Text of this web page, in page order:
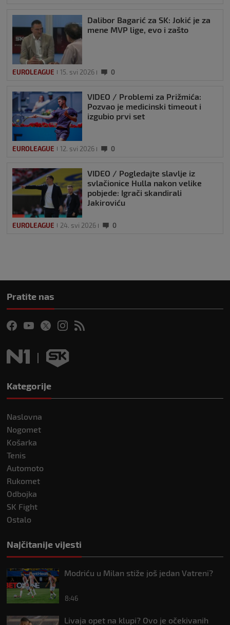
Dalibor Bagarić za SK: Jokić je za
mene MVP lige, evo i zašto
EUROLEAGUE 15. svi 2026 0
VIDEO / Problemi za Prižmića:
Pozvao je medicinski timeout i
izgubio prvi set
EUROLEAGUE 12. svi 2026 0
VIDEO / Pogledajte slavlje iz
svlačionice Hulla nakon velike
pobjede: Igrači skandirali
Jakiroviću
EUROLEAGUE 24. svi 2026 0
Pratite nas
Kategorije
Naslovna
Nogomet
Košarka
Tenis
Automoto
Rukomet
Odbojka
SK Fight
Ostalo
Najčitanije vijesti
Modriću u Milan stiže još jedan Vatreni?
8:46
Livaja opet na klupi? Ovo je očekivanih